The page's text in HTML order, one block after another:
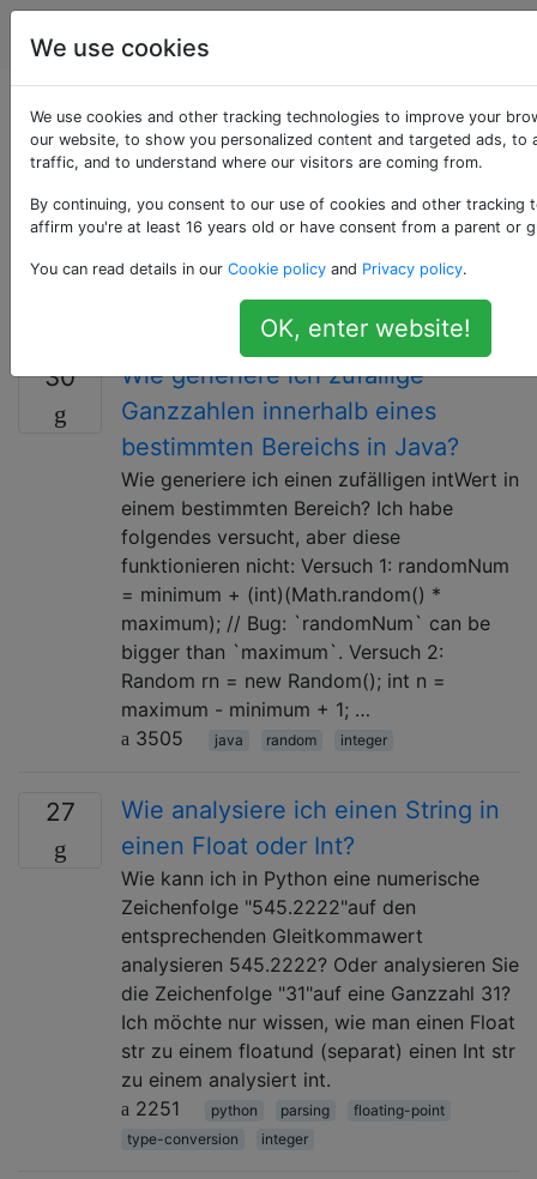
Programmierung
Als «integer»
getaggte Fragen
Gemeinsamer Datentyp in vielen Programmiersprachen
zur Darstellung einer ganzen Zahl. Verwenden Sie
dieses Tag für Fragen zur Verwendung, Speicherung
oder Bearbeitung von Ganzzahlen.
30
Wie generiere ich zufällige
Ganzzahlen innerhalb eines
bestimmten Bereichs in Java?
Wie generiere ich einen zufälligen intWert in
einem bestimmten Bereich? Ich habe
folgendes versucht, aber diese
funktionieren nicht: Versuch 1: randomNum
= minimum + (int)(Math.random() *
maximum); // Bug: `randomNum` can be
bigger than `maximum`. Versuch 2:
Random rn = new Random(); int n =
maximum - minimum + 1; …
3505
java random integer
27
Wie analysiere ich einen String in
einen Float oder Int?
Wie kann ich in Python eine numerische
Zeichenfolge "545.2222"auf den
entsprechenden Gleitkommawert
analysieren 545.2222? Oder analysieren Sie
die Zeichenfolge "31"auf eine Ganzzahl 31?
Ich möchte nur wissen, wie man einen Float
str zu einem floatund (separat) einen Int str
zu einem analysiert int.
2251
python parsing
floating-point
type-conversion
integer
We use cookies
We use cookies and other tracking technologies to improve your
our website, to show you personalized content and targeted ads, to
traffic, and to understand where our visitors are coming from.
By continuing, you consent to our use of cookies and other tracking
affirm you're at least 16 years old or have consent from a parent or
You can read details in our Cookie policy and Privacy policy.
OK, enter website!